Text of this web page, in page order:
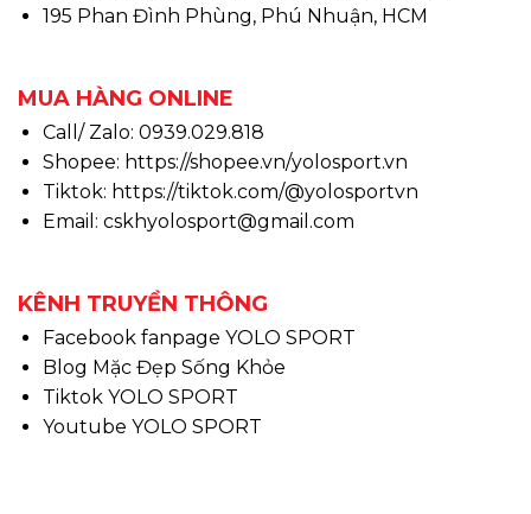
195 Phan Đình Phùng, Phú Nhuận, HCM
MUA HÀNG ONLINE
Call/ Zalo: 0939.029.818
Shopee: https://shopee.vn/yolosport.vn
Tiktok: https://tiktok.com/@yolosportvn
Email: cskhyolosport@gmail.com
KÊNH TRUYỀN THÔNG
Facebook fanpage YOLO SPORT
Blog Mặc Đẹp Sống Khỏe
Tiktok YOLO SPORT
Youtube YOLO SPORT